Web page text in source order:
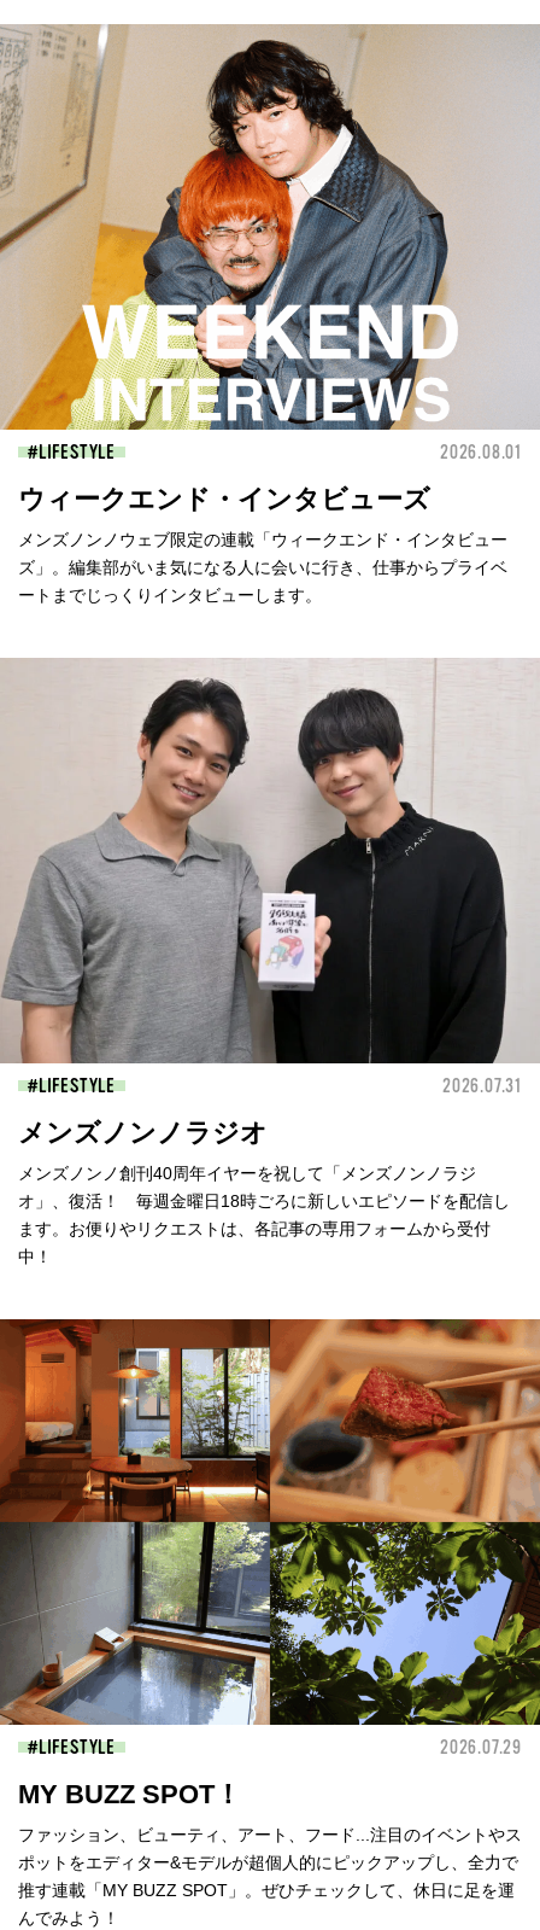
LIFESTYLE 2026.08.01
ウィークエンド・インタビューズ
メンズノンノウェブ限定の連載「ウィークエンド・インタビュー
ズ」。編集部がいま気になる人に会いに行き、仕事からプライベ
ートまでじっくりインタビューします。
LIFESTYLE 2026.07.31
メンズノンノラジオ
メンズノンノ創刊40周年イヤーを祝して「メンズノンノラジ
オ」、復活！ 毎週金曜日18時ごろに新しいエピソードを配信し
ます。お便りやリクエストは、各記事の専用フォームから受付
中！
LIFESTYLE 2026.07.29
MY BUZZ SPOT！
ファッション、ビューティ、アート、フード...注目のイベントやス
ポットをエディター&モデルが超個人的にピックアップし、全力で
推す連載「MY BUZZ SPOT」。ぜひチェックして、休日に足を運
んでみよう！